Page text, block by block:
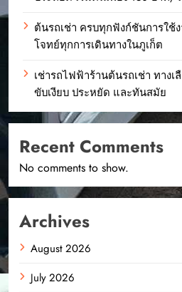
ต้นรถเช่า ครบทุกฟังก์ชันการใช้
โจทย์ทุกการเดินทางในภูเก็ต
เช่ารถไฟฟ้าร้านต้นรถเช่า ทางเ
ขับเงียบ ประหยัด และทันสมัย
Recent Comments
No comments to show.
Archives
August 2026
July 2026